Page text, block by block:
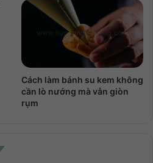
Cách làm bánh su kem không
cần lò nướng mà vẫn giòn
rụm